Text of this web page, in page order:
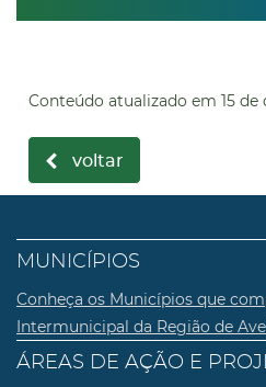
Conteúdo atualizado em 15 de
voltar
MUNICÍPIOS
Conheça os Municípios que
Intermunicipal da Região de
ÁREAS DE AÇÃO E